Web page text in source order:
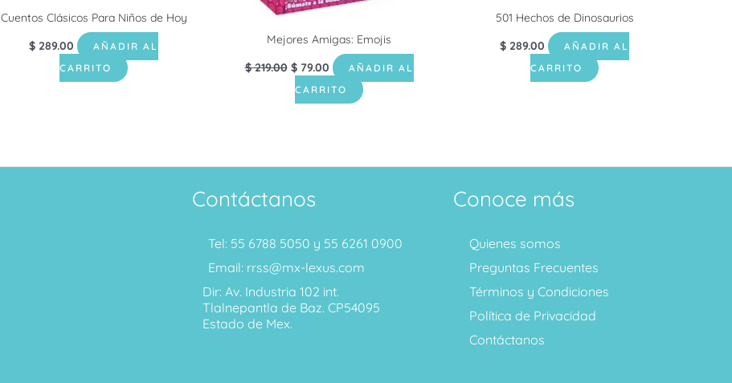
Cuentos Clásicos Para Niños de Hoy
$ 289.00
AÑADIR AL
CARRITO
Mejores Amigas: Emojis
$219.00 $79.00
AÑADIR AL
CARRITO
501 Hechos de Dinosaurios
$ 289.00
AÑADIR AL
CARRITO
Contáctanos
Tel: 55 6788 5050 y 55 6261 0900
Email: rrss@mx-lexus.com
Dir: Av. Industria 102 int.
Tlalnepantla de Baz. CP54095
Estado de Mex.
Conoce más
Quienes somos
Preguntas Frecuentes
Términos y Condiciones
Política de Privacidad
Contáctanos